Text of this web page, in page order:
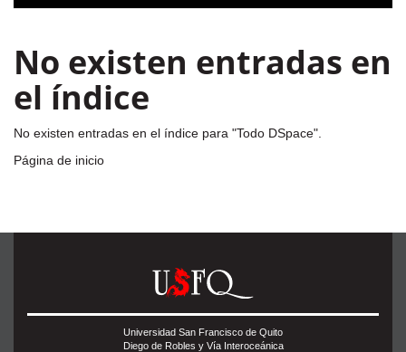
No existen entradas en
el índice
No existen entradas en el índice para "Todo DSpace".
Página de inicio
Universidad San Francisco de Quito
Diego de Robles y Vía Interoceánica